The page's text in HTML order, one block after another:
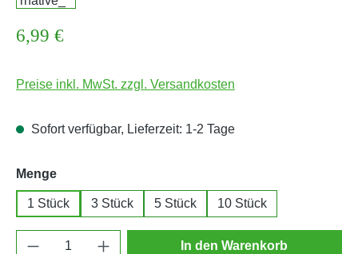
Regulärer Preis:
6,99 €
Preise inkl. MwSt. zzgl. Versandkosten
Sofort verfügbar, Lieferzeit: 1-2 Tage
Mengeauswählen
1 Stück 3 Stück 5 Stück 10 Stück
Produkt Anzahl: Gib den gewünschten
In den Warenkorb